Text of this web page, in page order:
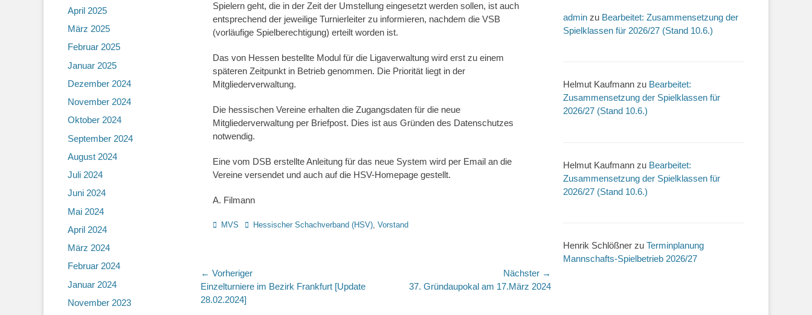
Spielern geht, die in der Zeit der Umstellung eingesetzt werden sollen, ist auch
entsprechend der jeweilige Turnierleiter zu informieren, nachdem die VSB
(vorläufige Spielberechtigung) erteilt worden ist.
Das von Hessen bestellte Modul für die Ligaverwaltung wird erst zu einem
späteren Zeitpunkt in Betrieb genommen. Die Priorität liegt in der
Mitgliederverwaltung.
Die hessischen Vereine erhalten die Zugangsdaten für die neue
Mitgliederverwaltung per Briefpost. Dies ist aus Gründen des Datenschutzes
notwendig.
Eine vom DSB erstellte Anleitung für das neue System wird per Email an die
Vereine versendet und auch auf die HSV-Homepage gestellt.
A. Filmann
Kategorien
MVS Schlagworte
Hessischer Schachverband (HSV), Vorstand
Beitragsnavigation
← Vorheriger
Vorheriger
Beitrag:
Einzelturniere im Bezirk Frankfurt [Update
28.02.2024]
Nächster →
Nächster37. Gründaupokal am 17.März 2024
admin zu Bearbeitet: Zusammensetzung der
Spielklassen für 2026/27 (Stand 10.6.)
Helmut Kaufmann zu Bearbeitet:
Zusammensetzung der Spielklassen für
2026/27 (Stand 10.6.)
Helmut Kaufmann zu Bearbeitet:
Zusammensetzung der Spielklassen für
2026/27 (Stand 10.6.)
Henrik Schlößner zu Terminplanung
Mannschafts-Spielbetrieb 2026/27
April 2025
März 2025
Februar 2025
Januar 2025
Dezember 2024
November 2024
Oktober 2024
September 2024
August 2024
Juli 2024
Juni 2024
Mai 2024
April 2024
März 2024
Februar 2024
Januar 2024
November 2023